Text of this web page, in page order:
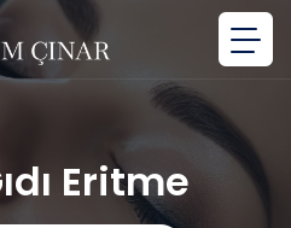
Eritme